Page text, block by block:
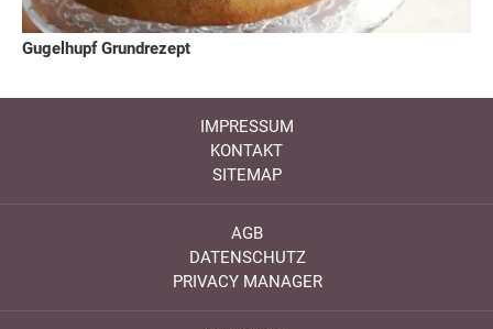
Gugelhupf Grundrezept
IMPRESSUM
KONTAKT
SITEMAP
AGB
DATENSCHUTZ
PRIVACY MANAGER